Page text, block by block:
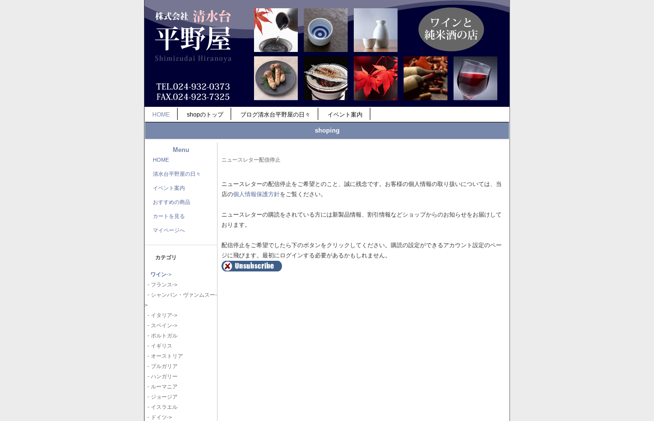
HOME shopのトップ ブログ清水台平野屋の日々 イベント案内
shoping
Menu
HOME
清水台平野屋の日々
イベント案内
おすすめの商品
カートを見る
マイページへ
カテゴリ
ワイン->
- フランス->
- シャンパン・ヴァンムスー-
>
- イタリア->
- スペイン->
- ポルトガル
- イギリス
- オーストリア
- ブルガリア
- ハンガリー
- ルーマニア
- ジョージア
- イスラエル
- ドイツ->
ニュースレター配信停止
ニュースレターの配信停止をご希望とのこと、誠に残念です。お客様の個人情報の取り扱いについては、当
店の個人情報保護方針をご覧ください。
ニュースレターの購読をされている方には新製品情報、割引情報などショップからのお知らせをお届けして
おります。
配信停止をご希望でしたら下のボタンをクリックしてください。購読の設定ができるアカウント設定のペー
ジに飛びます。最初にログインする必要があるかもしれません。